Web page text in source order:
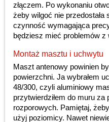
złączem. Po wykonaniu
żeby wilgoć nie przedostała
czynność wymagająca
będziesz mieć problemów z
Montaż masztu i uchwytu
Maszt antenowy powinien
powierzchni. Ja wybrałem
48/300, czyli aluminiowy
przytwierdziłem do muru
rozporowych. Pamiętaj,
użyj poziomicy. Nawet